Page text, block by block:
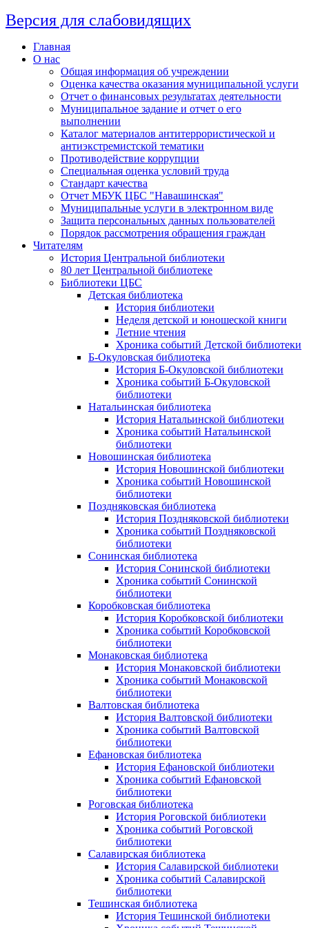
Версия для слабовидящих
Главная
О нас
Общая информация об учреждении
Оценка качества оказания муниципальной услуги
Отчет о финансовых результатах деятельности
Муниципальное задание и отчет о его
выполнении
Каталог материалов антитеррористической и
антиэкстремистской тематики
Противодействие коррупции
Специальная оценка условий труда
Стандарт качества
Отчет МБУК ЦБС "Навашинская"
Муниципальные услуги в электронном виде
Защита персональных данных пользователей
Порядок рассмотрения обращения граждан
Читателям
История Центральной библиотеки
80 лет Центральной библиотеке
Библиотеки ЦБС
Детская библиотека
История библиотеки
Неделя детской и юношеской книги
Летние чтения
Хроника событий Детской библиотеки
Б-Окуловская библиотека
История Б-Окуловской библиотеки
Хроника событий Б-Окуловской
библиотеки
Натальинская библиотека
История Натальинской библиотеки
Хроника событий Натальинской
библиотеки
Новошинская библиотека
История Новошинской библиотеки
Хроника событий Новошинской
библиотеки
Поздняковская библиотека
История Поздняковской библиотеки
Хроника событий Поздняковской
библиотеки
Сонинская библиотека
История Сонинской библиотеки
Хроника событий Сонинской
библиотеки
Коробковская библиотека
История Коробковской библиотеки
Хроника событий Коробковской
библиотеки
Монаковская библиотека
История Монаковской библиотеки
Хроника событий Монаковской
библиотеки
Валтовская библиотека
История Валтовской библиотеки
Хроника событий Валтовской
библиотеки
Ефановская библиотека
История Ефановской библиотеки
Хроника событий Ефановской
библиотеки
Роговская библиотека
История Роговской библиотеки
Хроника событий Роговской
библиотеки
Салавирская библиотека
История Салавирской библиотеки
Хроника событий Салавирской
библиотеки
Тешинская библиотека
История Тешинской библиотеки